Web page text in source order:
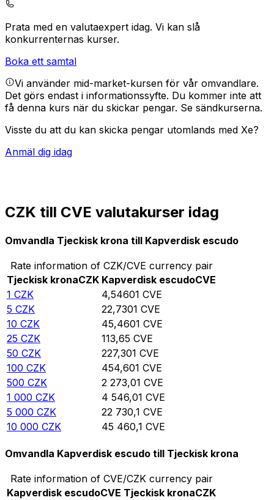
Prata med en valutaexpert idag. Vi kan slå
konkurrenternas kurser.
Boka ett samtal
Vi använder mid-market-kursen för vår omvandlare.
Det görs endast i informationssyfte. Du kommer inte att
få denna kurs när du skickar pengar. Se sändkurserna.
Visste du att du kan skicka pengar utomlands med Xe?
Anmäl dig idag
CZK till CVE valutakurser idag
Omvandla Tjeckisk krona till Kapverdisk escudo
Rate information of CZK/CVE currency pair
Tjeckisk kronaCZK Kapverdisk escudoCVE
1 CZK 4,54601 CVE
5 CZK 22,7301 CVE
10 CZK 45,4601 CVE
25 CZK 113,65 CVE
50 CZK 227,301 CVE
100 CZK 454,601 CVE
500 CZK 2 273,01 CVE
1 000 CZK 4 546,01 CVE
5 000 CZK 22 730,1 CVE
10 000 CZK 45 460,1 CVE
Omvandla Kapverdisk escudo till Tjeckisk krona
Rate information of CVE/CZK currency pair
Kapverdisk escudoCVE Tjeckisk kronaCZK